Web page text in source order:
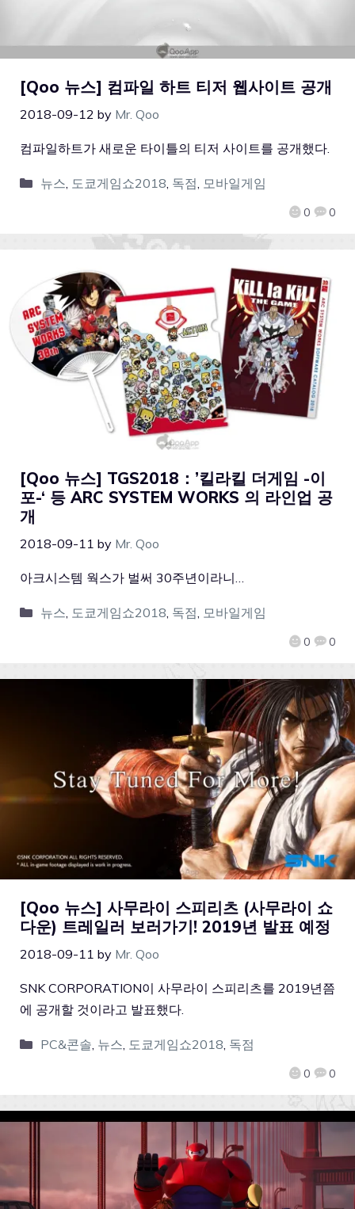
[Qoo 뉴스] 컴파일 하트 티저 웹사이트 공개
2018-09-12 by Mr. Qoo
0 0
컴파일하트가 새로운 타이틀의 티저 사이트를 공개했다.
뉴스, 도쿄게임쇼2018, 독점, 모바일게임
[Qoo 뉴스] TGS2018：’킬라킬 더게임 -이
포-‘ 등 ARC SYSTEM WORKS 의 라인업 공
개
2018-09-11 by Mr. Qoo
0 0
아크시스템 웍스가 벌써 30주년이라니…
뉴스, 도쿄게임쇼2018, 독점, 모바일게임
[Qoo 뉴스] 사무라이 스피리츠 (사무라이 쇼
다운) 트레일러 보러가기! 2019년 발표 예정
2018-09-11 by Mr. Qoo
0 0
SNK CORPORATION이 사무라이 스피리츠를 2019년쯤
에 공개할 것이라고 발표했다.
PC&콘솔, 뉴스, 도쿄게임쇼2018, 독점